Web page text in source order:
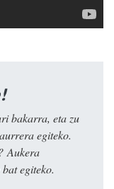
bakarra, eta zu
egiteko.
Aukera
egiteko.